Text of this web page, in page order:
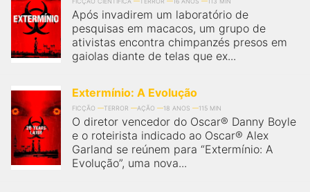
Após invadirem um laboratório de
pesquisas em macacos, um grupo de
ativistas encontra chimpanzés presos em
gaiolas diante de telas que ex...
Extermínio: A Evolução
FICÇÃO TERROR AÇÃO 18 ANOS 115 MIN
O diretor vencedor do Oscar® Danny Boyle
e o roteirista indicado ao Oscar® Alex
Garland se reúnem para “Extermínio: A
Evolução”, uma nova...